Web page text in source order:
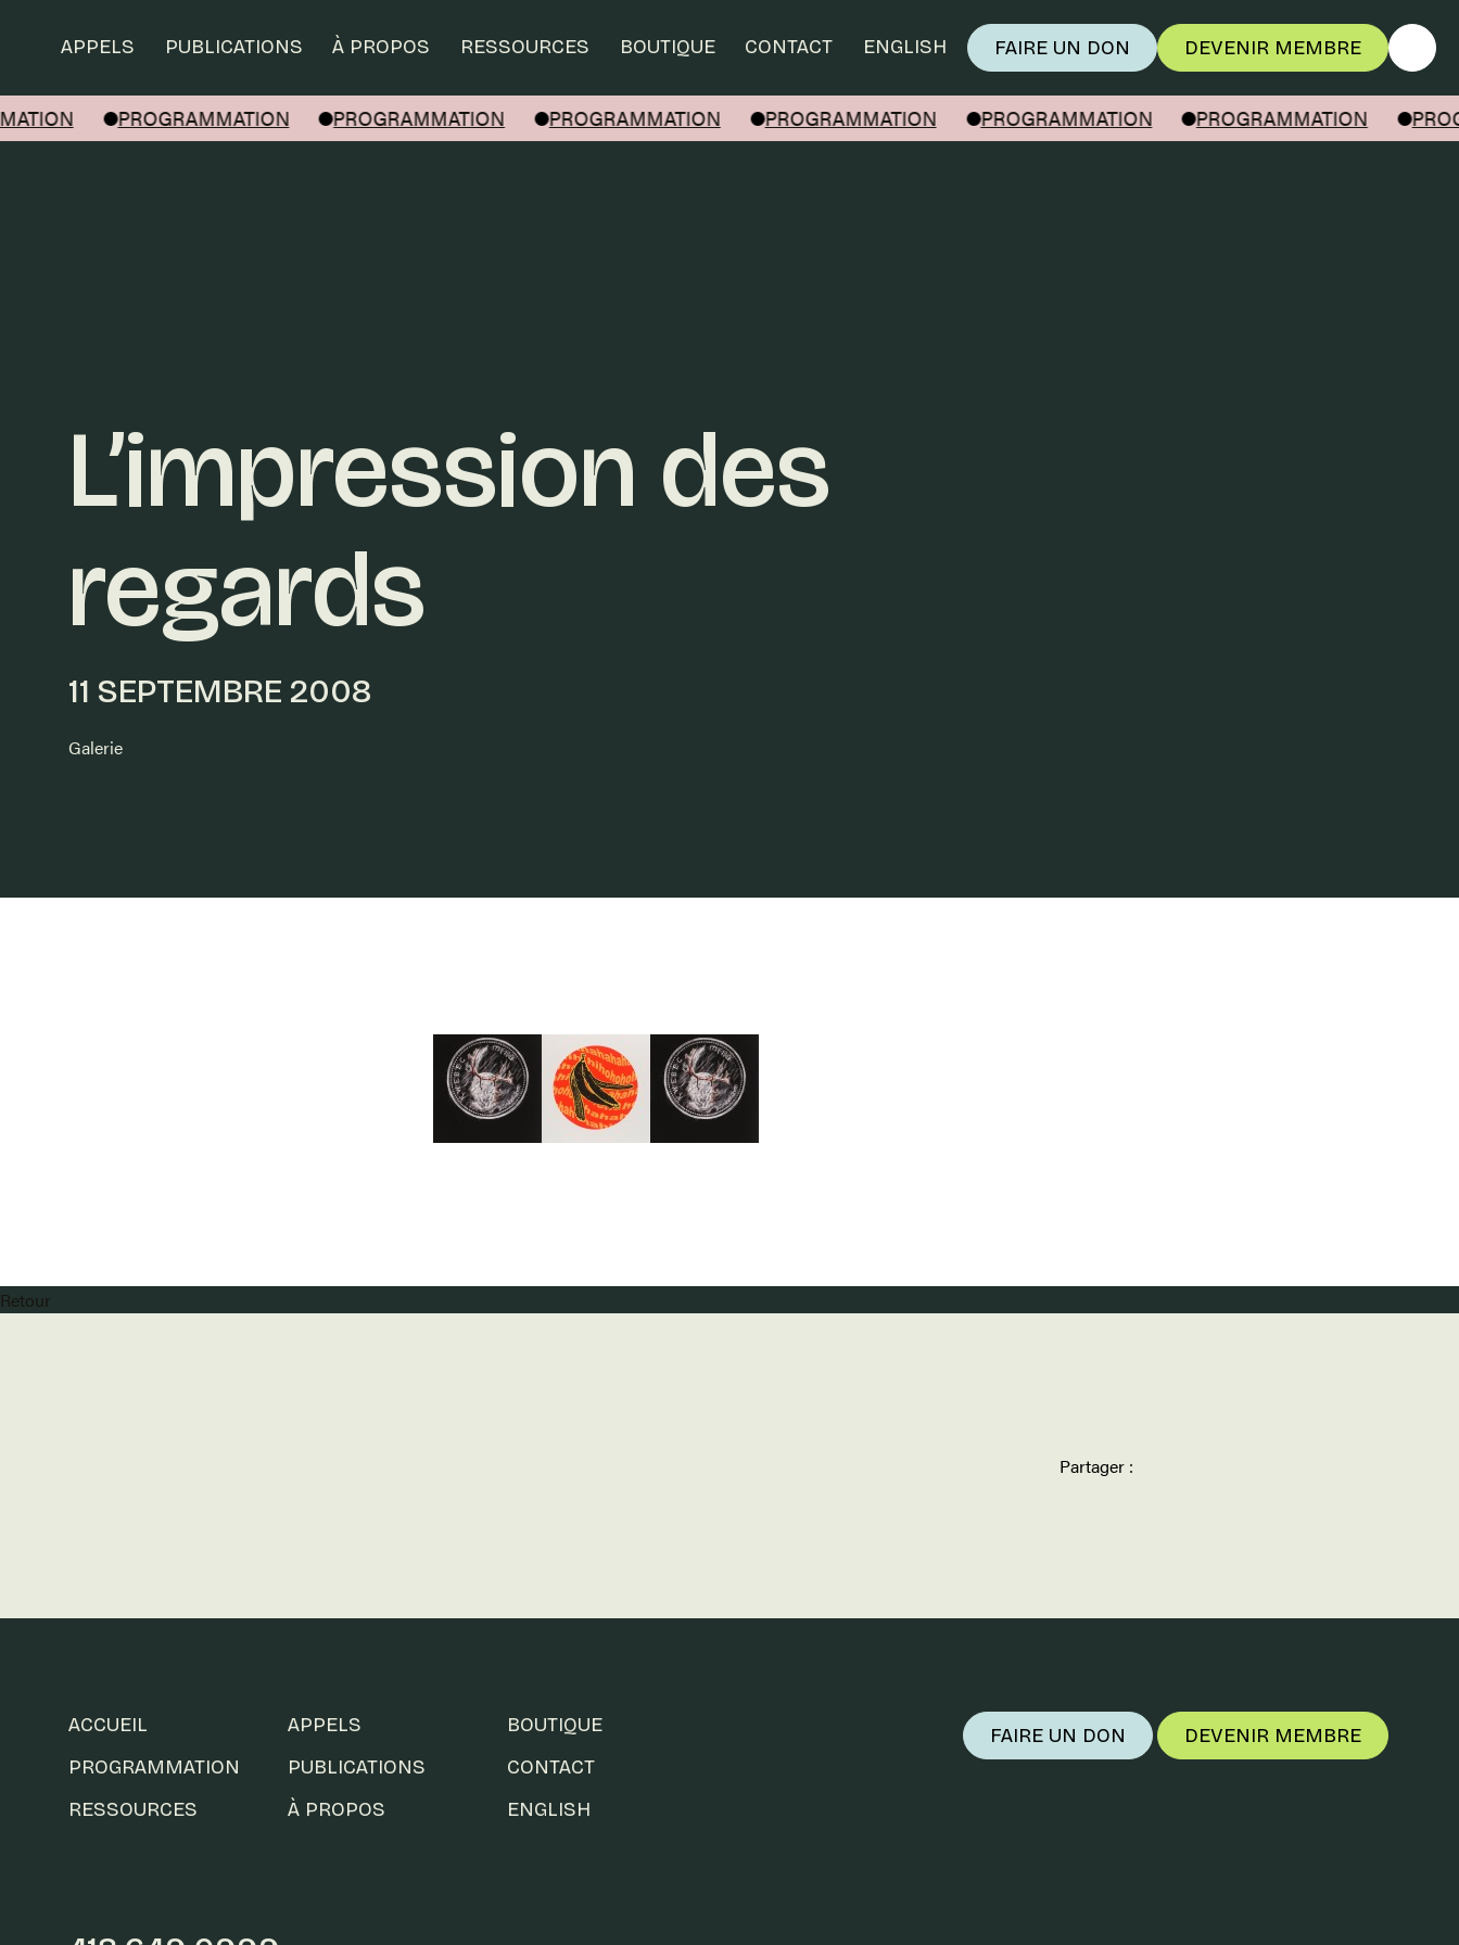
APPELS PUBLICATIONS À PROPOS RESSOURCES BOUTIQUE CONTACT ENGLISH FAIRE UN DON DEVENIR MEMBRE
PROGRAMMATION PROGRAMMATION PROGRAMMATION PROGRAMMATION PROGRAMMATION PROGRAMMATION
L’impression des
regards
11 SEPTEMBRE 2008
Galerie
Retour
Partager :
ACCUEIL
PROGRAMMATION
RESSOURCES
APPELS
PUBLICATIONS
À PROPOS
BOUTIQUE
CONTACT
ENGLISH
FAIRE UN DON DEVENIR MEMBRE